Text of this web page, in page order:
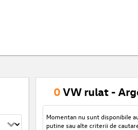
0VW rulat -
Momentan nu sunt disponibile
putine sau alte criterii de